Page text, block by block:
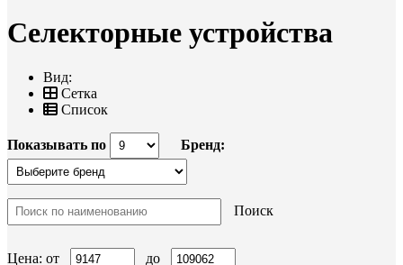
Селекторные устройства
Вид:
Сетка
Список
Показывать по Бренд:
Поиск
Цена: от до